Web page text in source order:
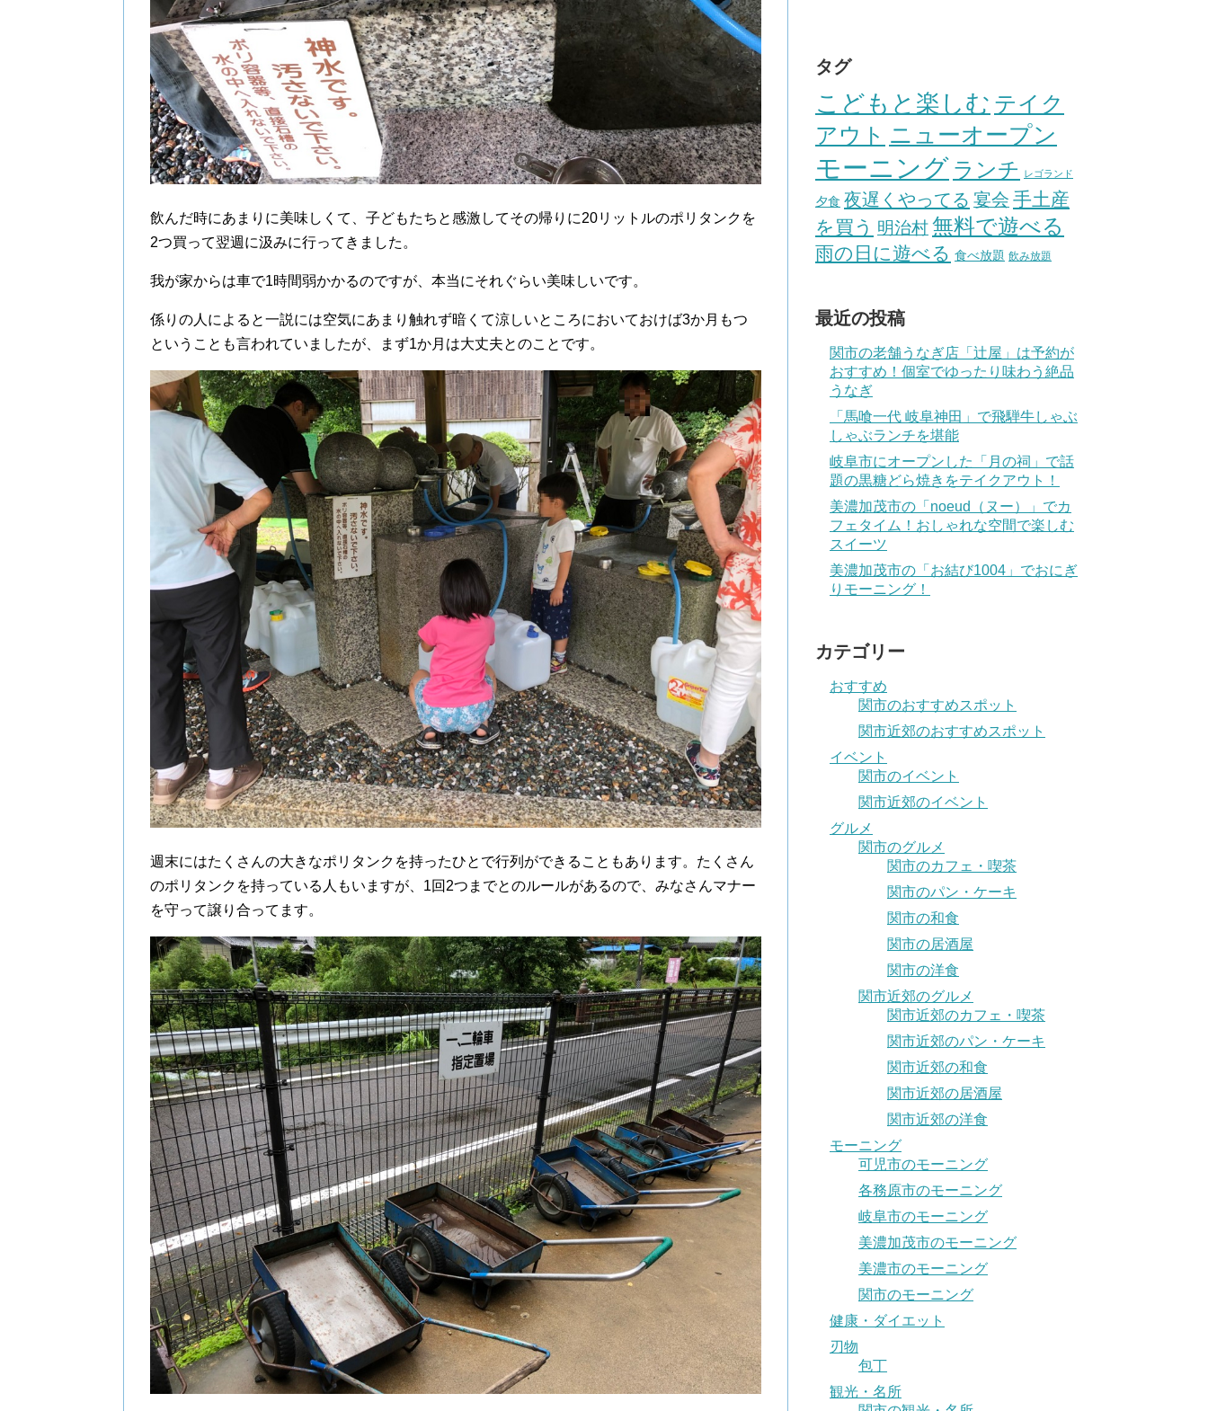
飲んだ時にあまりに美味しくて、子どもたちと感激してその帰りに20リットルのポリタンクを
2つ買って翌週に汲みに行ってきました。
我が家からは車で1時間弱かかるのですが、本当にそれぐらい美味しいです。
係りの人によると一説には空気にあまり触れず暗くて涼しいところにおいておけば3か月もつ
ということも言われていましたが、まず1か月は大丈夫とのことです。
週末にはたくさんの大きなポリタンクを持ったひとで行列ができることもあります。たくさん
のポリタンクを持っている人もいますが、1回2つまでとのルールがあるので、みなさんマナー
を守って譲り合ってます。
タグ
こどもと楽しむ テイク
アウト ニューオープン
モーニング ランチ レゴランド
夕食 夜遅くやってる 宴会 手土産
を買う 明治村無料で遊べる
雨の日に遊べる 食べ放題 飲み放題
最近の投稿
関市の老舗うなぎ店「辻屋」は予約が
おすすめ！個室でゆったり味わう絶品
うなぎ
「馬喰一代 岐阜神田」で飛騨牛しゃぶ
しゃぶランチを堪能
岐阜市にオープンした「月の祠」で話
題の黒糖どら焼きをテイクアウト！
美濃加茂市の「noeud（ヌー）」でカ
フェタイム！おしゃれな空間で楽しむ
スイーツ
美濃加茂市の「お結び1004」でおにぎ
りモーニング！
カテゴリー
おすすめ
関市のおすすめスポット
関市近郊のおすすめスポット
イベント
関市のイベント
関市近郊のイベント
グルメ
関市のグルメ
関市のカフェ・喫茶
関市のパン・ケーキ
関市の和食
関市の居酒屋
関市の洋食
関市近郊のグルメ
関市近郊のカフェ・喫茶
関市近郊のパン・ケーキ
関市近郊の和食
関市近郊の居酒屋
関市近郊の洋食
モーニング
可児市のモーニング
各務原市のモーニング
岐阜市のモーニング
美濃加茂市のモーニング
美濃市のモーニング
関市のモーニング
健康・ダイエット
刃物
包丁
観光・名所